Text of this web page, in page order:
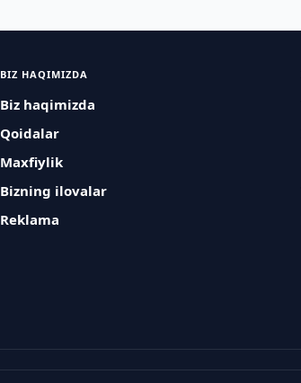
BIZ HAQIMIZDA
Biz haqimizda
Qoidalar
Maxfiylik
Bizning ilovalar
Reklama